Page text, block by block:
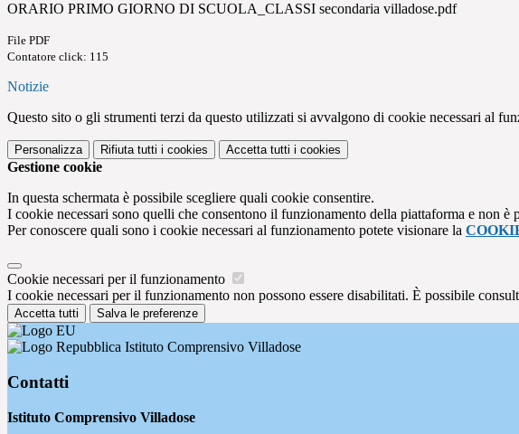
ORARIO PRIMO GIORNO DI SCUOLA_CLASSI secondaria villadose.pdf
File PDF
Contatore click: 115
Notizie
Questo sito o gli strumenti terzi da questo utilizzati si avvalgono di cookie necessari al
Personalizza Rifiuta tutti i cookies Accetta tutti i cookies
Gestione cookie
In questa schermata è possibile scegliere quali cookie consentire.
I cookie necessari sono quelli che consentono il funzionamento della piattaforma e non è
Per conoscere quali sono i cookie necessari al funzionamento potete visionare la
Cookie necessari per il funzionamento
I cookie necessari per il funzionamento non possono essere disabilitati. È possibile
Accetta tutti Salva le preferenze
Istituto Comprensivo Villadose
Contatti
Istituto Comprensivo Villadose